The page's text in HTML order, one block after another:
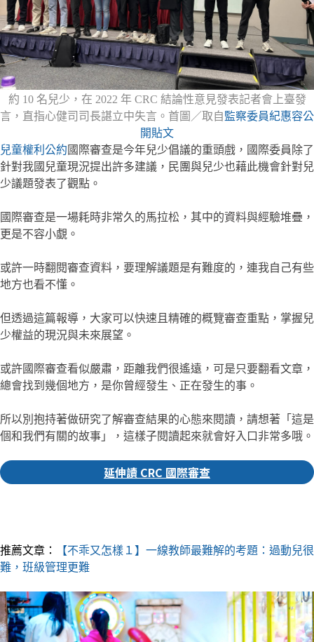
約 10 名兒少，在 2022 年 CRC 結論性意見發表記者會上臺發
言，直指心健司司長諶立中失言。首圖／取自監察委員紀惠容公
開貼文
兒童權利公約 國際審查是今年兒少倡議的重頭戲，國際委員除了
針對我國兒童現況提出許多建議，民團與兒少也藉此機會針對兒
少議題發表了觀點。
國際審查是一場耗時非常久的馬拉松，其中的資料與經驗堆疊，
更是不容小覷。
或許一時翻閱審查資料，要理解議題是有難度的，連我自己有些
地方也看不懂。
但透過這篇報導，大家可以快速且精確的概覽審查重點，掌握兒
少權益的現況與未來展望。
或許國際審查看似嚴肅，距離我們很遙遠，可是只要翻看文章，
總會找到幾個地方，是你曾經發生、正在發生的事。
所以別抱持著做研究了解審查結果的心態來閱讀，請想著「這是
個和我們有關的故事」，這樣子閱讀起來就會好入口非常多哦。
延伸讀 CRC 國際審查
推薦文章：
【不乖又怎樣１】一線教師最難解的考題：過動兒很
難，班級管理更難